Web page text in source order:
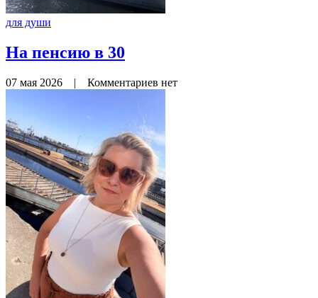
для души
На пенсию в 30
07 мая 2026 | Комментариев нет